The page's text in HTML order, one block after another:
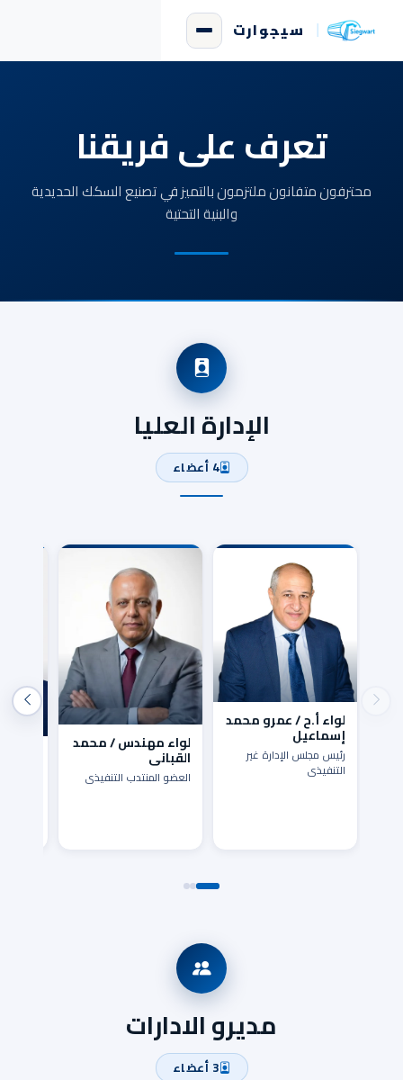
سيجوارت
تعرف على فريقنا
محترفون متفانون ملتزمون بالتميز في تصنيع السكك الحديدية
والبنية التحتية
الإدارة العليا
4 أعضاء
لواء أ.ح / عمرو محمد
إسماعيل
رئيس مجلس الإدارة غير
التنفيذى
لواء مهندس / محمد
القبانى
العضو المنتدب التنفيذى
مديرو الادارات
3 أعضاء